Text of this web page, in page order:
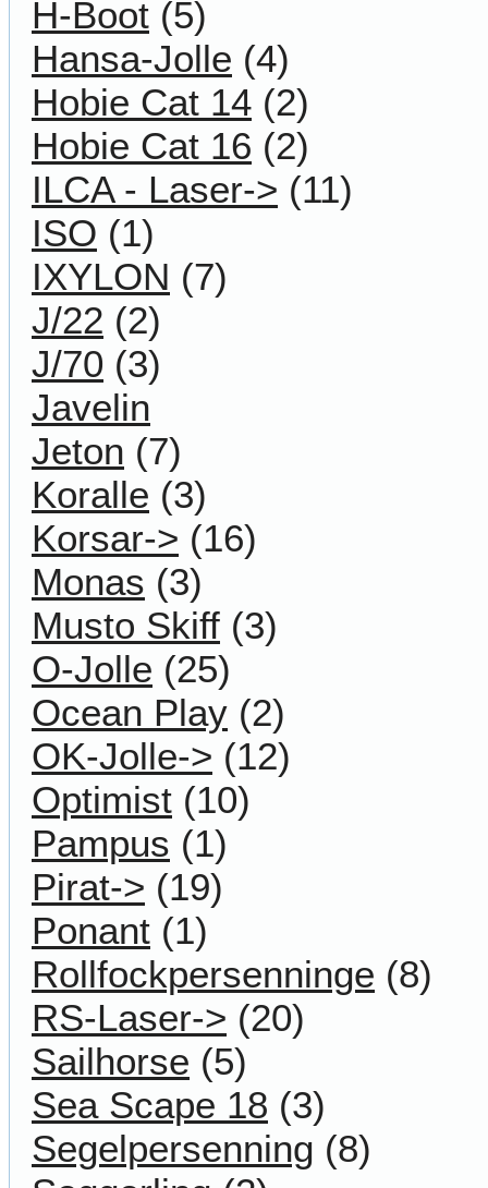
H-Boot (5)
Hansa-Jolle (4)
Hobie Cat 14 (2)
Hobie Cat 16 (2)
ILCA - Laser-> (11)
ISO (1)
IXYLON (7)
J/22 (2)
J/70 (3)
Javelin
Jeton (7)
Koralle (3)
Korsar-> (16)
Monas (3)
Musto Skiff (3)
O-Jolle (25)
Ocean Play (2)
OK-Jolle-> (12)
Optimist (10)
Pampus (1)
Pirat-> (19)
Ponant (1)
Rollfockpersenninge (8)
RS-Laser-> (20)
Sailhorse (5)
Sea Scape 18 (3)
Segelpersenning (8)